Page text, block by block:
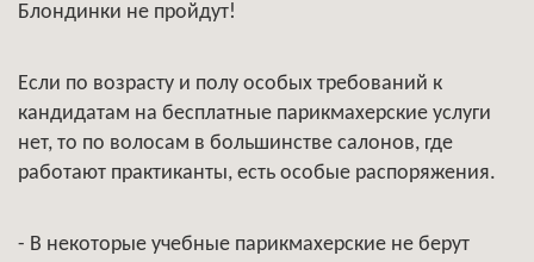
Блондинки не пройдут!
Если по возрасту и полу особых требований к
кандидатам на бесплатные парикмахерские услуги
нет, то по волосам в большинстве салонов, где
работают практиканты, есть особые распоряжения.
- В некоторые учебные парикмахерские не берут